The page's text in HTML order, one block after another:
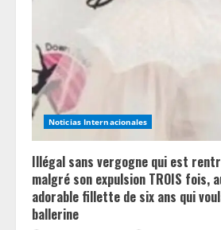
Noticias Internacionales
Illégal sans vergogne qui est
malgré son expulsion TROIS fois,
adorable fillette de six ans qui
ballerine